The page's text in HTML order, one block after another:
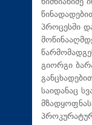
პროცესში
გიორგი
საიდანაც
მზადყოფნას